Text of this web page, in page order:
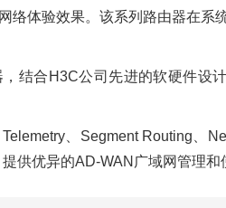
络体验效果。该系列路由器在系
结合H3C公司先进的软硬件设
、Segment Routing、
供优异的AD-WAN广域网管理和